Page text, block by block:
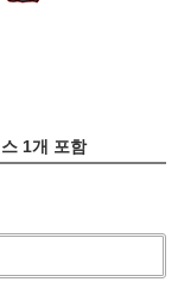
1개 포함